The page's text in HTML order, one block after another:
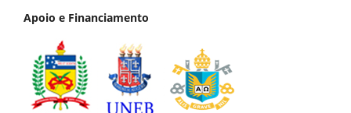
Apoio e Financiamento